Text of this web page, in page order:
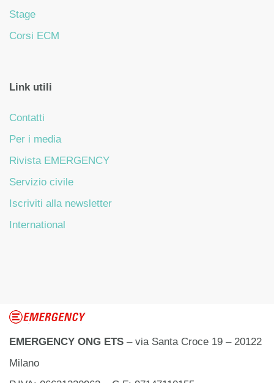
Stage
Corsi ECM
Link utili
Contatti
Per i media
Rivista EMERGENCY
Servizio civile
Iscriviti alla newsletter
International
EMERGENCY ONG ETS – via Santa Croce 19 – 20122
Milano